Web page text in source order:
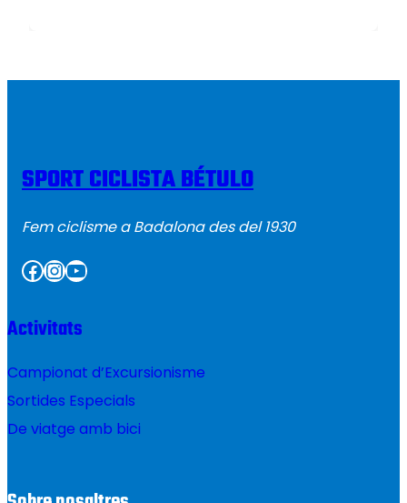
SPORT CICLISTA BÉTULO
Fem ciclisme a Badalona des del 1930
Facebook InstagramYouTube
Activitats
Campionat d’Excursionisme
Sortides Especials
De viatge amb bici